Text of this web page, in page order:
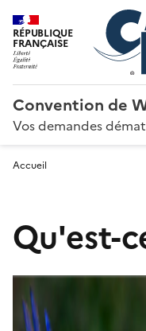
RÉPUBLIQUE
FRANÇAISE
Convention de
Vos demandes
Accueil
Qu'est-